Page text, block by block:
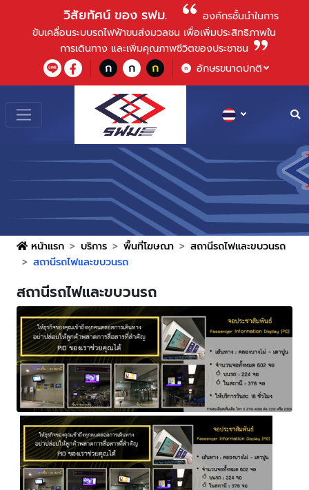
วิสัยทัศน์ ของ รฟม.
องค์กรชั้นนําในการ
ขับเคลื่อนระบบรถไฟฟ้าขนส่งมวลชน เพื่อเพิ่มประสิทธิภาพใน
การเดินทาง และเพิ่มคุณภาพชีวิตของประชาชน
ก ก ก ก อักษรขนาดปกติ
หน้าแรก บริการ พื้นที่โฆษณา
สถานีรถไฟและขบวนรถ
สถานีรถไฟและขบวนรถ
สถานีรถไฟและขบวนรถ